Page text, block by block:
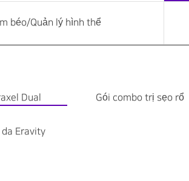
béo/Quản lý hình thể
Dual Gói combo trị sẹo rổ
Eravity